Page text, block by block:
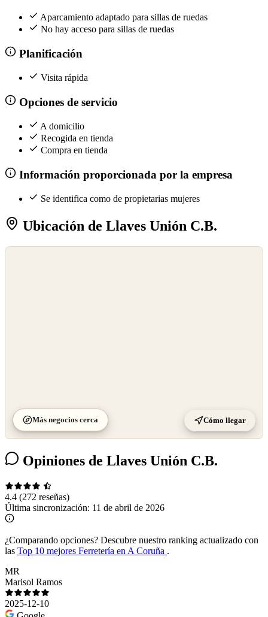
Aparcamiento adaptado para sillas de ruedas
No hay acceso para sillas de ruedas
Planificación
Visita rápida
Opciones de servicio
A domicilio
Recogida en tienda
Compra en tienda
Información proporcionada por la empresa
Se identifica como de propietarias mujeres
Ubicación de Llaves Unión C.B.
Más negocios cerca Cómo llegar
Opiniones de Llaves Unión C.B.
4.4 (272 reseñas)
Última sincronización: 11 de abril de 2026
¿Comparando opciones? Descubre nuestro ranking actualizado con
las Top 10 mejores Ferretería en A Coruña .
MR
Marisol Ramos
2025-12-10